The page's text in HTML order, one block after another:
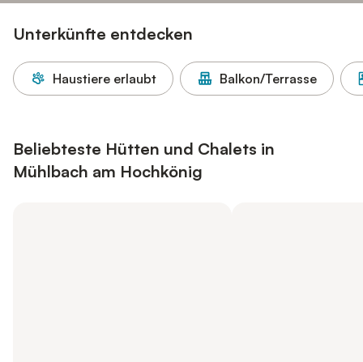
Unterkünfte entdecken
Haustiere erlaubt Balkon/Terrasse
Beliebteste Hütten und Chalets in
Mühlbach am Hochkönig